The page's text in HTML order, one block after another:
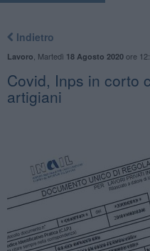
Indietro
Lavoro Martedì 18 Agosto 2020ore
Covid, Inps in corto
artigiani